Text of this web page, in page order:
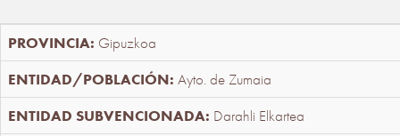
Gipuzkoa
Ayto. de Zumaia
Darahli Elkartea